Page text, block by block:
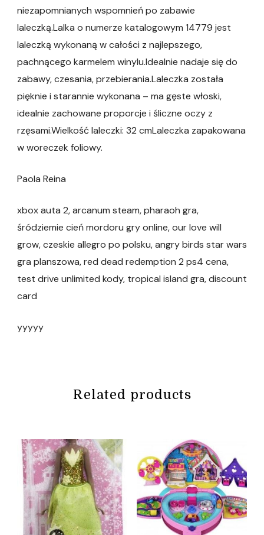
niezapomnianych wspomnień po zabawie
laleczką.Lalka o numerze katalogowym 14779 jest
laleczką wykonaną w całości z najlepszego,
pachnącego karmelem winylu.Idealnie nadaje się do
zabawy, czesania, przebierania.Laleczka została
pięknie i starannie wykonana – ma gęste włoski,
idealnie zachowane proporcje i śliczne oczy z
rzęsami.Wielkość laleczki: 32 cmLaleczka zapakowana
w woreczek foliowy.
Paola Reina
xbox auta 2, arcanum steam, pharaoh gra,
śródziemie cień mordoru gry online, our love will
grow, czeskie allegro po polsku, angry birds star wars
gra planszowa, red dead redemption 2 ps4 cena,
test drive unlimited kody, tropical island gra, discount
card
yyyyy
Related products